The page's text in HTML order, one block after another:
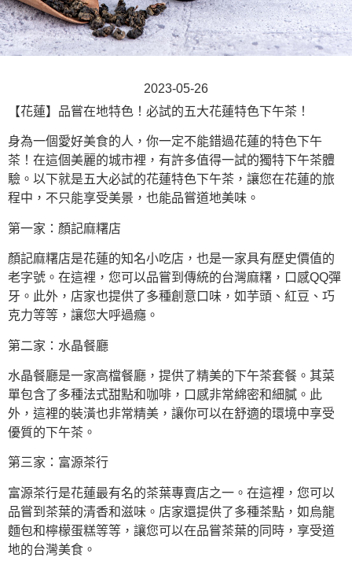
2023-05-26
【花蓮】品嘗在地特色！必試的五大花蓮特色下午茶！
身為一個愛好美食的人，你一定不能錯過花蓮的特色下午
茶！在這個美麗的城市裡，有許多值得一試的獨特下午茶體
驗。以下就是五大必試的花蓮特色下午茶，讓您在花蓮的旅
程中，不只能享受美景，也能品嘗道地美味。
第一家：顏記麻糬店
顏記麻糬店是花蓮的知名小吃店，也是一家具有歷史價值的
老字號。在這裡，您可以品嘗到傳統的台灣麻糬，口感QQ彈
牙。此外，店家也提供了多種創意口味，如芋頭、紅豆、巧
克力等等，讓您大呼過癮。
第二家：水晶餐廳
水晶餐廳是一家高檔餐廳，提供了精美的下午茶套餐。其菜
單包含了多種法式甜點和咖啡，口感非常綿密和細膩。此
外，這裡的裝潢也非常精美，讓你可以在舒適的環境中享受
優質的下午茶。
第三家：富源茶行
富源茶行是花蓮最有名的茶葉專賣店之一。在這裡，您可以
品嘗到茶葉的清香和滋味。店家還提供了多種茶點，如烏龍
麵包和檸檬蛋糕等等，讓您可以在品嘗茶葉的同時，享受道
地的台灣美食。